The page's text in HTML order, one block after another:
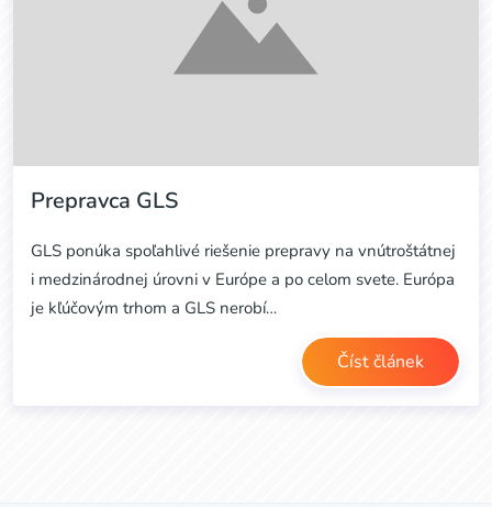
Prepravca GLS
GLS ponúka spoľahlivé riešenie prepravy na vnútroštátnej
i medzinárodnej úrovni v Európe a po celom svete. Európa
je kľúčovým trhom a GLS nerobí…
Číst článek